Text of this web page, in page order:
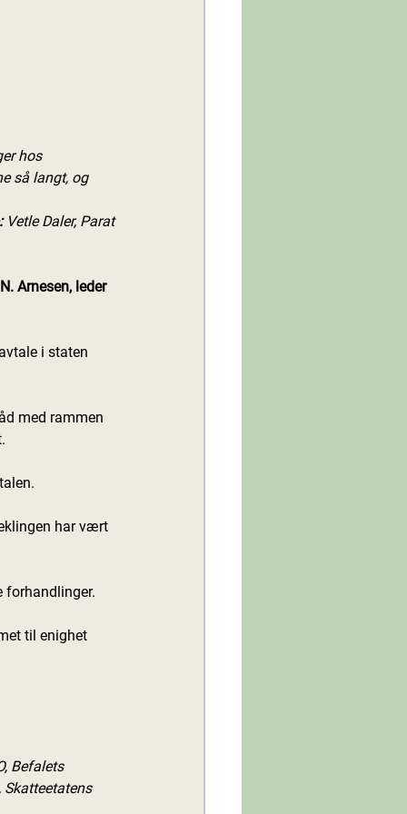
hos
så langt, og
Vetle Daler, Parat
Arnesen, leder
i staten
med rammen
forhandlinger.
Befalets
Skatteetatens